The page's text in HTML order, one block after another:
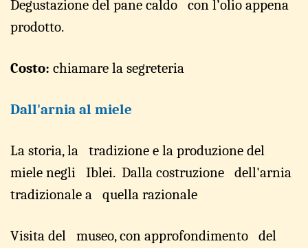
Degustazione del pane caldo con l’olio appena
prodotto.
Costo: chiamare la segreteria
Dall'arnia al miele
La storia, la tradizione e la produzione del
miele negli Iblei. Dalla costruzione dell'arnia
tradizionale a quella razionale
Visita del museo, con approfondimento del